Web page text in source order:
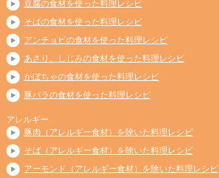
豆腐の食材を使った料理レシピ
そばの食材を使った料理レシピ
アンチョビの食材を使った料理レシピ
あさり、しじみの食材を使った料理レシピ
かぼちゃの食材を使った料理レシピ
豚バラの食材を使った料理レシピ
アレルギー
豚肉（アレルギー食材）を除いた料理レシピ
そば（アレルギー食材）を除いた料理レシピ
アーモンド（アレルギー食材）を除いた料理レシピ